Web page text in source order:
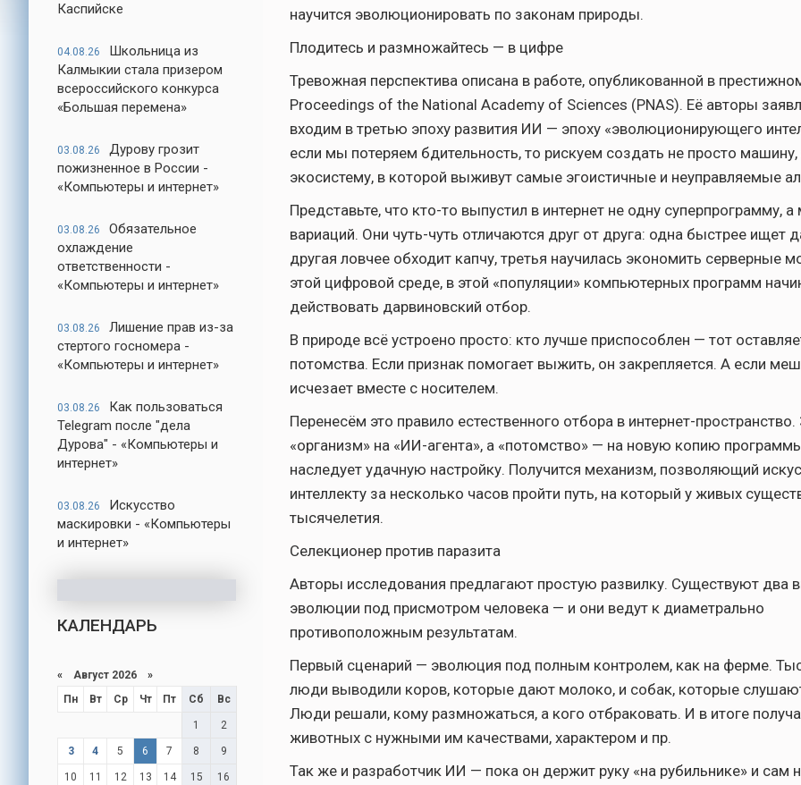
Каспийске
04.08.26
Школьница из
Калмыкии стала призером
всероссийского конкурса
«Большая перемена»
03.08.26
Дурову грозит
пожизненное в России -
«Компьютеры и интернет»
03.08.26
Обязательное
охлаждение
ответственности -
«Компьютеры и интернет»
03.08.26
Лишение прав из-за
стертого госномера -
«Компьютеры и интернет»
03.08.26
Как пользоваться
Telegram после "дела
Дурова" - «Компьютеры и
интернет»
03.08.26
Искусство
маскировки - «Компьютеры
и интернет»
КАЛЕНДАРЬ
« Август 2026 »
Пн
Вт Ср Чт Пт Сб Вс
1 2
3 4 5 6 7 8 9
10 11 12 13 14 15 16
научится эволюционировать по законам природы.
Плодитесь и размножайтесь — в цифре
Тревожная перспектива описана в работе, опубликованной в
Proceedings of the National Academy of Sciences (PNAS). Её авторы
входим в третью эпоху развития ИИ — эпоху «эволюционирующего
если мы потеряем бдительность, то рискуем создать не просто
экосистему, в которой выживут самые эгоистичные и неуправляемые
Представьте, что кто-то выпустил в интернет не одну суперпрограмму,
вариаций. Они чуть-чуть отличаются друг от друга: одна быстрее ищет
другая ловчее обходит капчу, третья научилась экономить серверные
этой цифровой среде, в этой «популяции» компьютерных программ
действовать дарвиновский отбор.
В природе всё устроено просто: кто лучше приспособлен — тот
потомства. Если признак помогает выжить, он закрепляется. А если
исчезает вместе с носителем.
Перенесём это правило естественного отбора в интернет-
«организм» на «ИИ-агента», а «потомство» — на новую копию
наследует удачную настройку. Получится механизм, позволяющий
интеллекту за несколько часов пройти путь, на который у живых
тысячелетия.
Селекционер против паразита
Авторы исследования предлагают простую развилку. Существуют два
эволюции под присмотром человека — и они ведут к диаметрально
противоположным результатам.
Первый сценарий — эволюция под полным контролем, как на ферме.
люди выводили коров, которые дают молоко, и собак, которые
Люди решали, кому размножаться, а кого отбраковать. И в итоге
животных с нужными им качествами, характером и пр.
Так же и разработчик ИИ — пока он держит руку «на рубильнике» и сам